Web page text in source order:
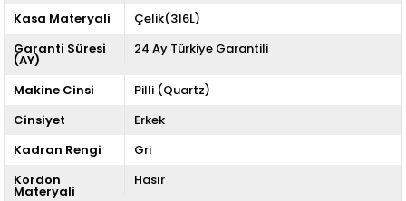
Kasa Materyali
Çelik(316L)
Garanti Süresi
(AY)
24 Ay Türkiye Garantili
Makine Cinsi
Pilli (Quartz)
Cinsiyet
Erkek
Kadran Rengi
Gri
Kordon
Materyali
Hasır